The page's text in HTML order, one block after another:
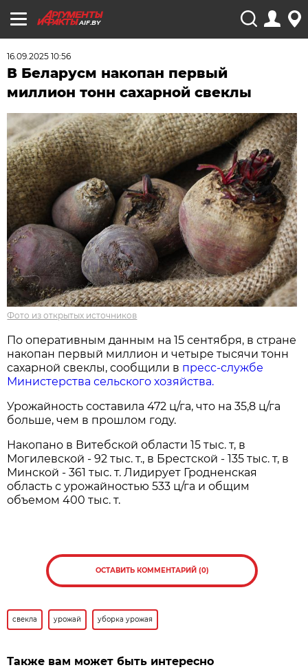
AIF.BY
16.09.2025 10:56
В Беларусм накопан первый
миллион тонн сахарной свеклы
Фото из открытых источников
По оперативным данным на 15 сентября, в стране
накопан первый миллион и четыре тысячи тонн
сахарной свеклы, сообщили в пресс-службе
Министерства сельского хозяйства.
Урожайность составила 472 ц/га, что на 35,8 ц/га
больше, чем в прошлом году.
Накопано в Витебской области 15 тыс. т, в
Могилевской - 92 тыс. т., в Брестской - 135 тыс. т, в
Минской - 361 тыс. т. Лидирует Гродненская
область с урожайностью 533 ц/га и общим
объемом 400 тыс. т.
ОСТАВИТЬ КОММЕНТАРИЙ (0)
свекла урожай уборка урожая
Также вам может быть интересно